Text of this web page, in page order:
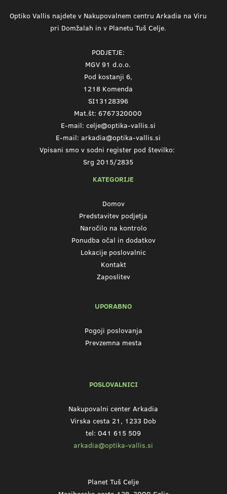
Optiko Vallis najdete v Nakupovalnem centru Arkadia na Viru
pri Domžalah in v Planetu Tuš Celje.
PODJETJE:
MGV 91 d.o.o.
Pod kostanji 6,
1218 Komenda
SI13128396
Mat.št: 6767320000
E-mail: celje@optika-vallis.si
E-mail: arkadia@optika-vallis.si
Vpisani smo v sodni register pod številko:
Srg 2015/2835
KATEGORIJE
Domov
Predstavitev podjetja
Naročilo na kontrolo
Ponudba očal in dodatkov
Lokacije poslovalnic
Kontakt
Zaposlitev
UPORABNO
Pogoji poslovanja
Prevzemna mesta
POSLOVALNICI
Nakupovalni center Arkadia
Virska cesta 21, 1233 Dob
tel: 041 615 509
arkadia@optika-vallis.si
Planet Tuš Celje